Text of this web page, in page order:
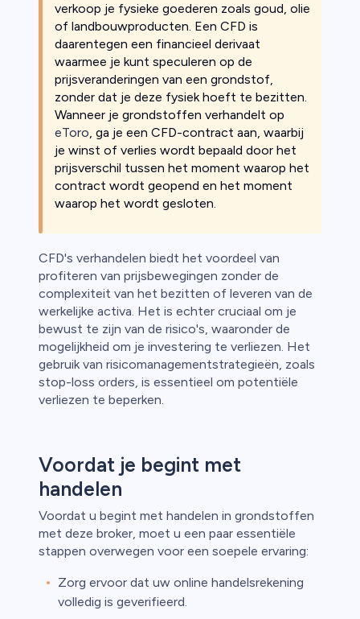
verkoop je fysieke goederen zoals goud, olie
of landbouwproducten. Een CFD is
daarentegen een financieel derivaat
waarmee je kunt speculeren op de
prijsveranderingen van een grondstof,
zonder dat je deze fysiek hoeft te bezitten.
Wanneer je grondstoffen verhandelt op
eToro, ga je een CFD-contract aan, waarbij
je winst of verlies wordt bepaald door het
prijsverschil tussen het moment waarop het
contract wordt geopend en het moment
waarop het wordt gesloten.
CFD's verhandelen biedt het voordeel van
profiteren van prijsbewegingen zonder de
complexiteit van het bezitten of leveren van de
werkelijke activa. Het is echter cruciaal om je
bewust te zijn van de risico's, waaronder de
mogelijkheid om je investering te verliezen. Het
gebruik van risicomanagementstrategieën, zoals
stop-loss orders, is essentieel om potentiële
verliezen te beperken.
Voordat je begint met
handelen
Voordat u begint met handelen in grondstoffen
met deze broker, moet u een paar essentiële
stappen overwegen voor een soepele ervaring:
Zorg ervoor dat uw online handelsrekening
volledig is geverifieerd.